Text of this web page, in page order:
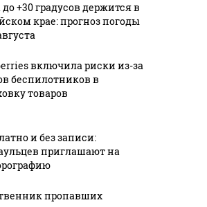
1
в
07 августа, 10:15
Владимир
+30 градусов держится в
крае: прогноз погоды
включила риски из-за
беспилотников в
товаров
и без записи:
приглашают на
пропавших